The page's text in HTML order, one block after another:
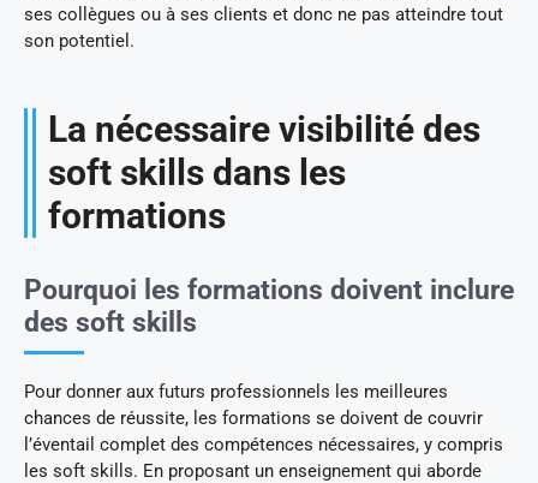
ses collègues ou à ses clients et donc ne pas atteindre tout
son potentiel.
La nécessaire visibilité des
soft skills dans les
formations
Pourquoi les formations doivent inclure
des soft skills
Pour donner aux futurs professionnels les meilleures
chances de réussite, les formations se doivent de couvrir
l’éventail complet des compétences nécessaires, y compris
les soft skills. En proposant un enseignement qui aborde